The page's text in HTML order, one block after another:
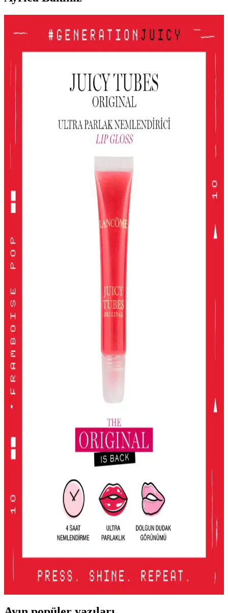
Le Mabelle Altın Pembe Beyaz Glitter Simli Kız
Çocuk Jel Farı Pratik ve Işıltılı Göz Makyajı
Deneyimi
Le Mabelle'nin pembe, altın ve beyaz tonlarındaki jel farı, kolay
uygulama ve parlaklık sağlar. Çocuklar için uygun, pratik ve
eğlenceli göz makyajı seçeneği sunar.
Gri ve Akınca Renklerinin Kozmetik ve Makyajda
Kullanımı ve Uygulama İpuçları
Gri ve akınca renkleri, makyajda şıklık ve doğal görünüm sağlar.
Uygulama teknikleri ve renk uyumu ile farklı tarzlar
yakalayabilirsiniz.
Alerji Dostu ve Doğal Makyaj Ürünleri: Güvenle
Kullanabileceğiniz En İyi Seçenekler
Alerji dostu ve doğal makyaj ürünleri, hassas ciltler için güvenli,
çevre dostu ve dermatolojik testlerden geçmiş seçenekler sunar.
Doğru ürün seçimiyle güzelliğinizi koruyabilirsiniz.
Kiko Milano Unlımıted Double Touch Likit Ruj:
Uzun Süre Kalıcı ve Şık Dudaklar
pigmentasyon ve uzun süre kalıcılık sunan iki aşamalı likit ruj
koleksiyonudur. Doğal ve şık görünüm için ideal seçenekler içerir.
2024 Yılında En İyi Far Paletleri: Renk ve Kalitenin
Buluşması
2024'te öne çıkan yüksek pigmentasyon ve geniş renk
seçenekleriyle en iyi far paletleri, kalıcılık ve çok yönlülük sunarak
makyajda fark yaratmanızı sağlar.
KIKO Unlimited Blush: Doğal Görünüm İçin Kalıcı
ve Hafif Allık Seçeneği
KIKO'nun Unlimited Blush allığı, kalıcı, hafif ve doğal görünüm
sağlayan pembe tonlarıyla günlük makyajda ideal, pratik ve uygun
fiyatlı bir seçenek.
2016'dan Günümüze Asya Makyaj Trendlerinin
Değişimi ve Güncel Stil Yaklaşımları
2016'dan günümüze Asya makyaj trendleri, parlak renklerden doğal
tonlara ve belirgin uygulamalara evrildi. Dudak, göz ve cilt
makyajındaki değişimler detaylı şekilde incelenmektedir.
Lancome Juicy Tubes Nemlendirici Lip Gloss
İncelemesi ve Kullanıcı Deneyimleri
Lancome Juicy Tubes, 20 yılı aşkın süredir popüler olan, parlaklık
katan nemlendirici lip gloss ürünüdür. Kullanımı kolay ve taşınabilir
tasarımıyla öne çıkar.